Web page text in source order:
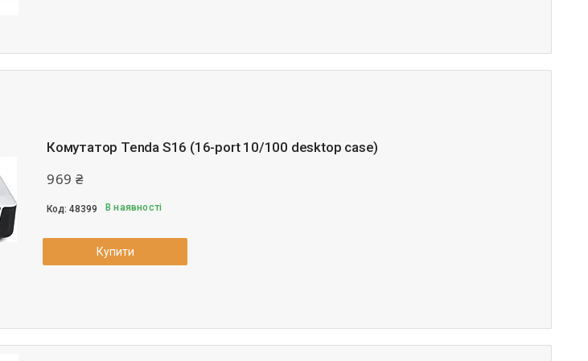
Комутатор Tenda S16 (16-port 10/100 desktop case)
969 ₴
48399 В наявності
Купити